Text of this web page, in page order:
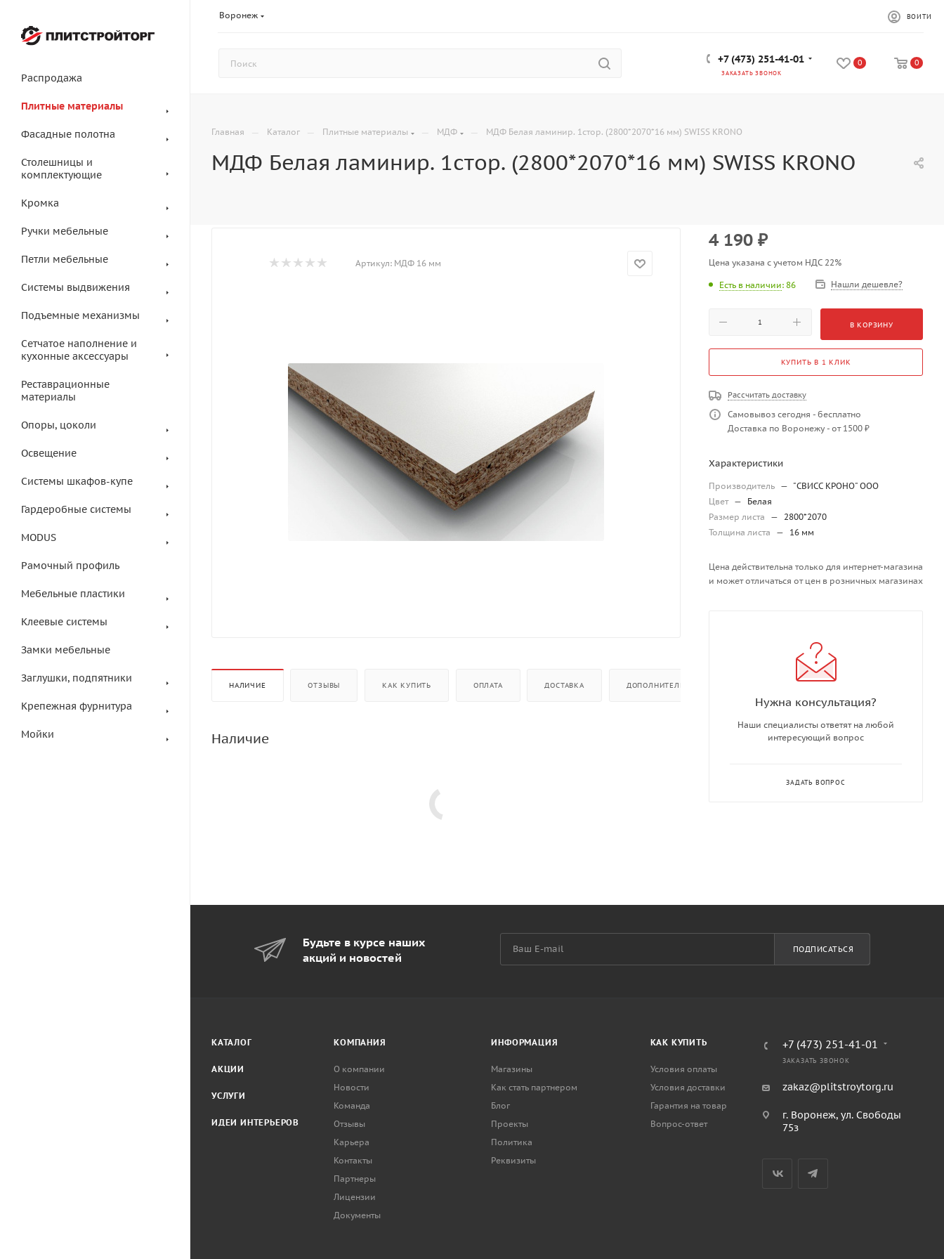
Воронеж ВОЙТИ
+7 (473) 251-41-01
ЗАКАЗАТЬ ЗВОНОК
0 0
Распродажа
Плитные материалы
Фасадные полотна
Столешницы и
комплектующие
Кромка
Ручки мебельные
Петли мебельные
Системы выдвижения
Подъемные механизмы
Сетчатое наполнение и
кухонные аксессуары
Реставрационные
материалы
Опоры, цоколи
Освещение
Системы шкафов-купе
Гардеробные системы
MODUS
Рамочный профиль
Мебельные пластики
Клеевые системы
Замки мебельные
Заглушки, подпятники
Крепежная фурнитура
Мойки
Главная — Каталог — Плитные материалы — МДФ — МДФ Белая ламинир. 1стор. (2800*2070*16 мм) SWISS KRONO
МДФ Белая ламинир. 1стор. (2800*2070*16 мм) SWISS KRONO
Артикул: МДФ 16 мм
НАЛИЧИЕ ОТЗЫВЫ КАК КУПИТЬ ОПЛАТА ДОСТАВКА ДОПОЛНИТЕЛЬНО
Наличие
4 190 ₽
Цена указана с учетом НДС 22%
Есть в наличии: 86 Нашли дешевле?
В КОРЗИНУ
КУПИТЬ В 1 КЛИК
Рассчитать доставку
Самовывоз сегодня - бесплатно
Доставка по Воронежу - от 1500 ₽
Характеристики
Производитель — "СВИСС КРОНО" ООО
Цвет —
Белая
Размер листа
— 2800*2070
Толщина листа
— 16 мм
Цена действительна только для интернет-магазина
и может отличаться от цен в розничных магазинах
Нужна консультация?
Наши специалисты ответят на любой
интересующий вопрос
ЗАДАТЬ ВОПРОС
Будьте в курсе наших
акций и новостей
ПОДПИСАТЬСЯ
КАТАЛОГ
АКЦИИ
УСЛУГИ
ИДЕИ ИНТЕРЬЕРОВ
КОМПАНИЯ
О компании
Новости
Команда
Отзывы
Карьера
Контакты
Партнеры
Лицензии
Документы
ИНФОРМАЦИЯ
Магазины
Как стать партнером
Блог
Проекты
Политика
Реквизиты
КАК КУПИТЬ
Условия оплаты
Условия доставки
Гарантия на товар
Вопрос-ответ
+7 (473) 251-41-01
ЗАКАЗАТЬ ЗВОНОК
zakaz@plitstroytorg.ru
г. Воронеж, ул. Свободы
75з